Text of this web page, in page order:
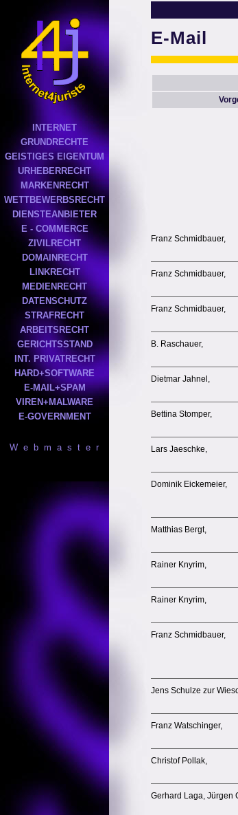
INTERNET
GRUNDRECHTE
GEISTIGES EIGENTUM
URHEBERRECHT
MARKENRECHT
WETTBEWERBSRECHT
DIENSTEANBIETER
E - COMMERCE
ZIVILRECHT
DOMAINRECHT
LINKRECHT
MEDIENRECHT
DATENSCHUTZ
STRAFRECHT
ARBEITSRECHT
GERICHTSSTAND
INT. PRIVATRECHT
HARD+SOFTWARE
E-MAIL+SPAM
VIREN+MALWARE
E-GOVERNMENT
W e b m a s t e r
E-Mail
Franz Schmidbauer,
Franz Schmidbauer,
Franz Schmidbauer,
B. Raschauer,
Dietmar Jahnel,
Bettina Stomper,
Lars Jaeschke,
Dominik Eickemeier,
Matthias Bergt,
Rainer Knyrim,
Rainer Knyrim,
Franz Schmidbauer,
Jens Schulze zur
Franz Watschinger,
Christof Pollak,
Gerhard Laga, Jürgen